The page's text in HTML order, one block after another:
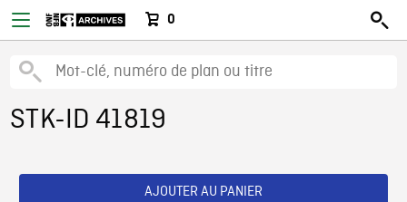
0
STK-ID 41819
AJOUTER AU PANIER